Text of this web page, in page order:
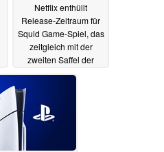
Netflix enthüllt
Release-Zeitraum für
Squid Game-Spiel, das
zeitgleich mit der
zweiten Saffel der
Serie erscheinen soll